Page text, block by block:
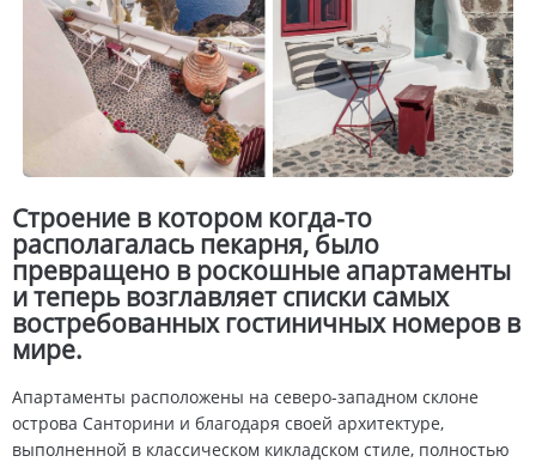
Строение в котором когда-то
располагалась пекарня, было
превращено в роскошные апартаменты
и теперь возглавляет списки самых
востребованных гостиничных номеров в
мире.
Апартаменты расположены на северо-западном склоне
острова Санторини и благодаря своей архитектуре,
выполненной в классическом кикладском стиле, полностью